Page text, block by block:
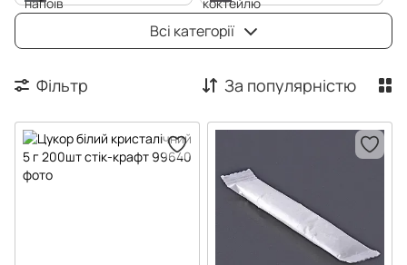
Фільтр пакети для чаю та кави
Всі категорії
Фільтр За популярністю